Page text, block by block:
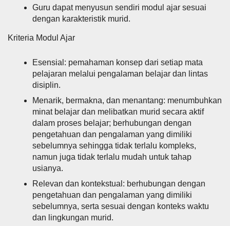
Guru dapat menyusun sendiri modul ajar sesuai
dengan karakteristik murid.
Kriteria Modul Ajar
Esensial: pemahaman konsep dari setiap mata
pelajaran melalui pengalaman belajar dan lintas
disiplin.
Menarik, bermakna, dan menantang: menumbuhkan
minat belajar dan melibatkan murid secara aktif
dalam proses belajar; berhubungan dengan
pengetahuan dan pengalaman yang dimiliki
sebelumnya sehingga tidak terlalu kompleks,
namun juga tidak terlalu mudah untuk tahap
usianya.
Relevan dan kontekstual: berhubungan dengan
pengetahuan dan pengalaman yang dimiliki
sebelumnya, serta sesuai dengan konteks waktu
dan lingkungan murid.